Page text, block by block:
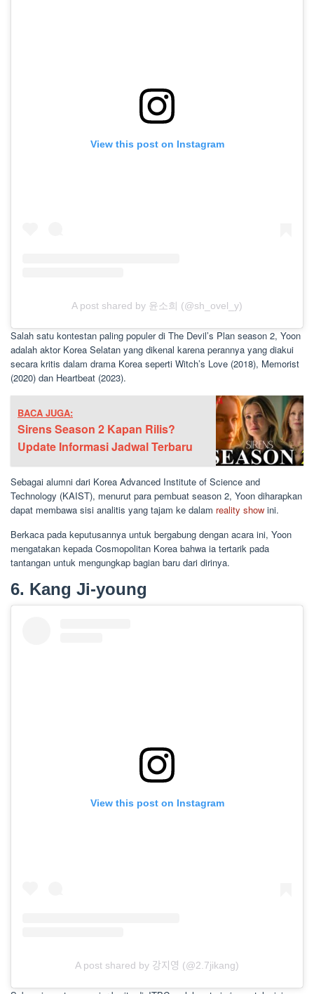
View this post on Instagram
A post shared by 윤소희 (@sh_ovel_y)
Salah satu kontestan paling populer di The Devil’s Plan season 2, Yoon
adalah aktor Korea Selatan yang dikenal karena perannya yang diakui
secara kritis dalam drama Korea seperti Witch’s Love (2018), Memorist
(2020) dan Heartbeat (2023).
BACA JUGA:
Sirens Season 2 Kapan Rilis?
Update Informasi Jadwal Terbaru
Sebagai alumni dari Korea Advanced Institute of Science and
Technology (KAIST), menurut para pembuat season 2, Yoon diharapkan
dapat membawa sisi analitis yang tajam ke dalam reality show ini.
Berkaca pada keputusannya untuk bergabung dengan acara ini, Yoon
mengatakan kepada Cosmopolitan Korea bahwa ia tertarik pada
tantangan untuk mengungkap bagian baru dari dirinya.
6. Kang Ji-young
View this post on Instagram
A post shared by 강지영 (@2.7jikang)